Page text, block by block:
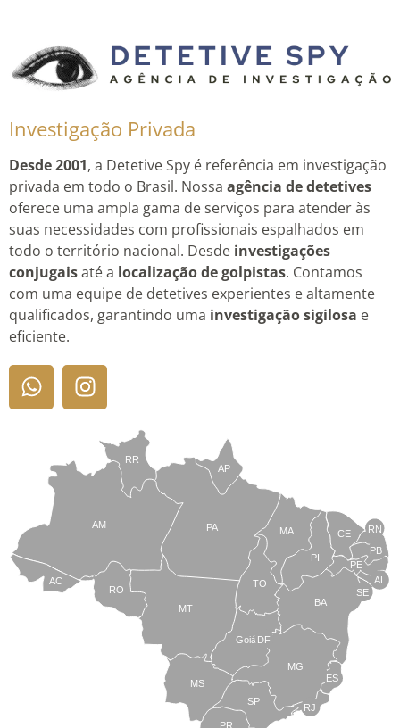
Investigação Privada
Desde 2001, a Detetive Spy é referência em investigação
privada em todo o Brasil. Nossa agência de detetives
oferece uma ampla gama de serviços para atender às
suas necessidades com profissionais espalhados em
todo o território nacional. Desde investigações
conjugaisaté a localização de golpistas. Contamos
com uma equipe de detetives experientes e altamente
qualificados, garantindo uma investigação sigilosa e
eficiente.
TO
BA
SE
PE
AL
RN
CE
PI
MA
AP
PA
RR
AM
AC
RO
MT
MS
Goiás
PR
SP
MG
RJ
ES
DF
PB